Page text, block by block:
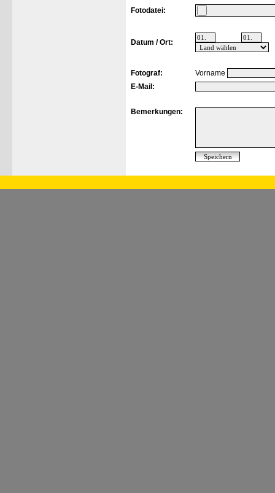
Fotodatei:
Datum / Ort:
Fotograf:
Vorname
E-Mail:
Bemerkungen: